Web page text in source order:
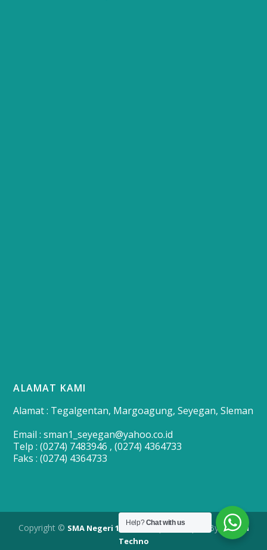
ALAMAT KAMI
Alamat : Tegalgentan, Margoagung, Seyegan, Sleman
Email : sman1_seyegan@yahoo.co.id
Telp : (0274) 7483946 , (0274) 4364733
Faks : (0274) 4364733
Copyright © SMA Negeri 1 Seyegan| Developed By Merapi
Techno
Help?Chat with us